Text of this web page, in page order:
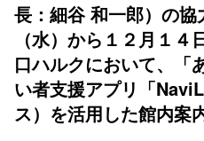
長：細谷 和一郎）の
（水）から１２月１
口ハルクにおいて、「
い者支援アプリ「
ス）を活用した館内案